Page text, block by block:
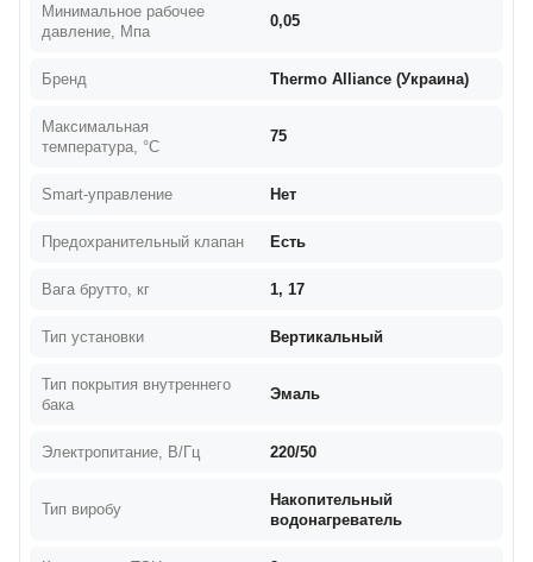
Минимальное рабочее
давление, Мпа
0,05
Бренд Thermo Alliance (Украина)
Максимальная
температура, °C
75
Smart-управление Нет
Предохранительный клапан Есть
Вага брутто, кг 1, 17
Тип установки Вертикальный
Тип покрытия внутреннего
бака
Эмаль
Электропитание, В/Гц 220/50
Тип виробу
Накопительный
водонагреватель